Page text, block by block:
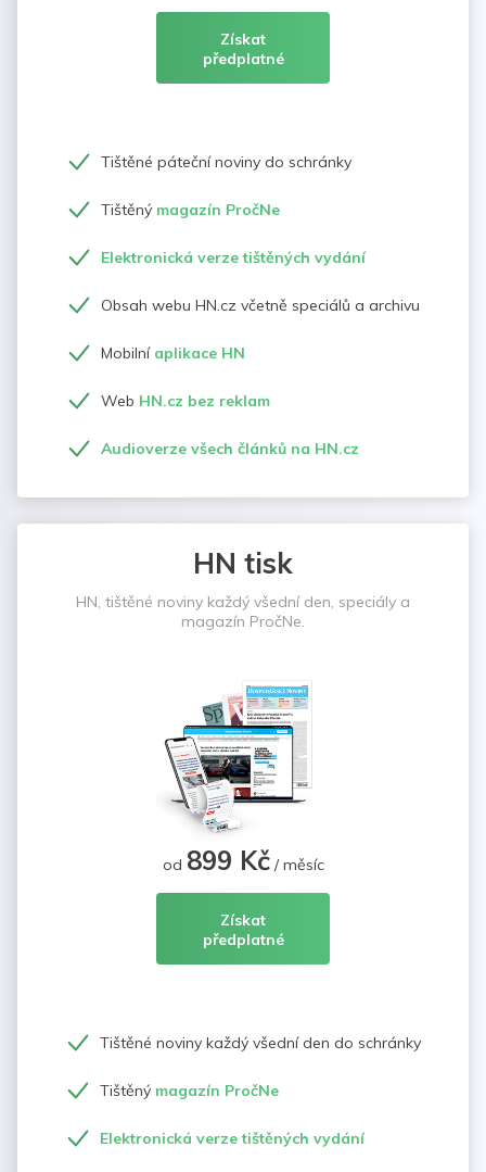
Získat
předplatné
Tištěné páteční noviny do schránky
Tištěný magazín PročNe
Elektronická verze tištěných vydání
Obsah webu HN.cz včetně speciálů a archivu
Mobilní aplikace HN
Web HN.cz bez reklam
Audioverze všech článků na HN.cz
HN tisk
HN, tištěné noviny každý všední den, speciály a
magazín PročNe.
od 899 Kč/ měsíc
Získat
předplatné
Tištěné noviny každý všední den do schránky
Tištěný magazín PročNe
Elektronická verze tištěných vydání